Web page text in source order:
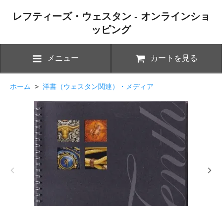
レフティーズ・ウェスタン - オンラインショ
ッピング
メニュー カートを見る
ホーム > 洋書（ウェスタン関連）・メディア